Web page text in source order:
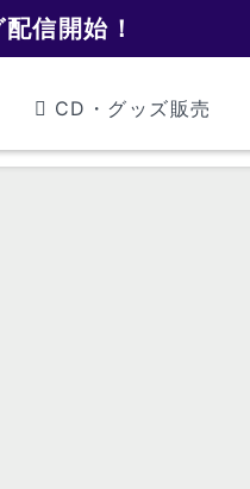
信開始！
CD・グッズ販売